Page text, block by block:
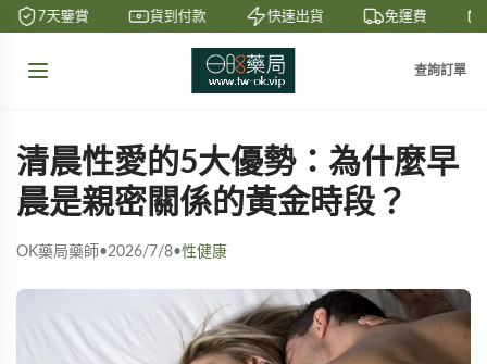
7天鑒賞 貨到付款 快速出貨 免運費
查詢訂單
清晨性愛的5大優勢：為什麼早
晨是親密關係的黃金時段？
OK藥局藥師•2026/7/8•性健康